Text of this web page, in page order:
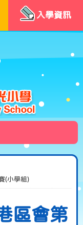
入學資訊
(小學組)
區會第